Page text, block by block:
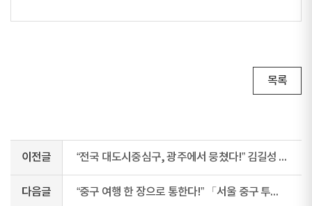
목록
이전글 “전국 대도시중심구, 광주에서 뭉쳤다!” 김길성 중구청장 회장으로서 첫 회의 참석
다음글 “중구 여행 한 장으로 통한다!” 「서울 중구 투어패스」정식 출시